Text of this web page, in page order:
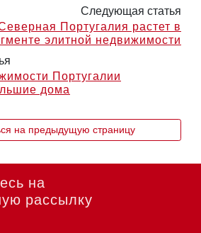
Следующая статья
Португалия растет в
элитной недвижимости
Португалии
дома
на предыдущую страницу
на
рассылку